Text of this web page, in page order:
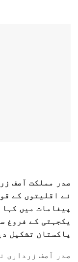
صدر مملکت آصف
نے اقلیتوں کے
پیغامات میں
یکجہتی کے فروغ
پاکستان تشکیل
صدر آصف زرداری